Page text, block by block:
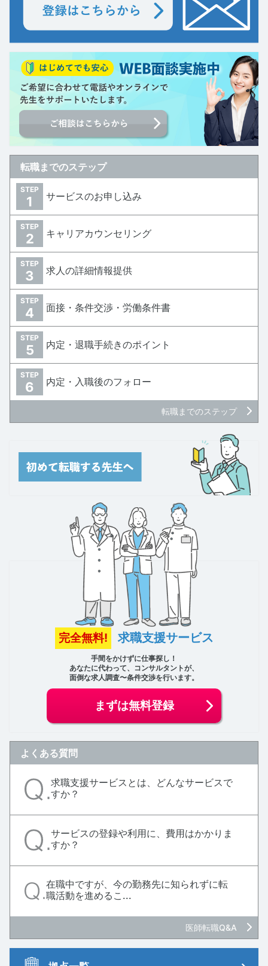
転職までのステップ
STEP
1 サービスのお申し込み
STEP
2 キャリアカウンセリング
STEP
3 求人の詳細情報提供
STEP
4 面接・条件交渉・労働条件書
STEP
5 内定・退職手続きのポイント
STEP
6 内定・入職後のフォロー
転職までのステップ
完全無料! 求職支援サービス
手間をかけずに仕事探し！
あなたに代わって、コンサルタントが、
面倒な求人調査〜条件交渉を行います。
まずは無料登録
よくある質問
求職支援サービスとは、どんなサービスで
すか？
サービスの登録や利用に、費用はかかりま
すか？
在職中ですが、今の勤務先に知られずに転
職活動を進めるこ...
医師転職Q&A